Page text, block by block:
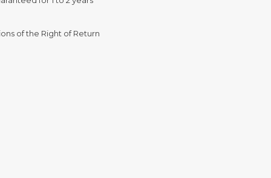
of the Right of Return